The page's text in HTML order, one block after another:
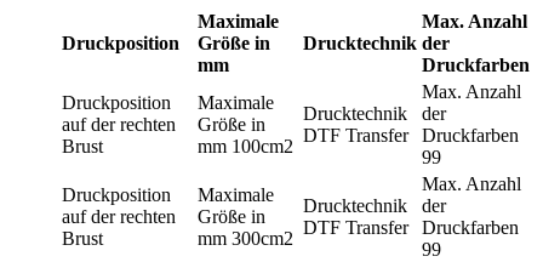
Druckposition
Maximale
Größe in
mm
Drucktechnik
Max. Anzahl
der
Druckfarben
Druckposition
auf der rechten
Brust
Maximale
Größe in
mm 100cm2
Drucktechnik
DTF Transfer
Max. Anzahl
der
Druckfarben
99
Druckposition
auf der rechten
Brust
Maximale
Größe in
mm 300cm2
Drucktechnik
DTF Transfer
Max. Anzahl
der
Druckfarben
99